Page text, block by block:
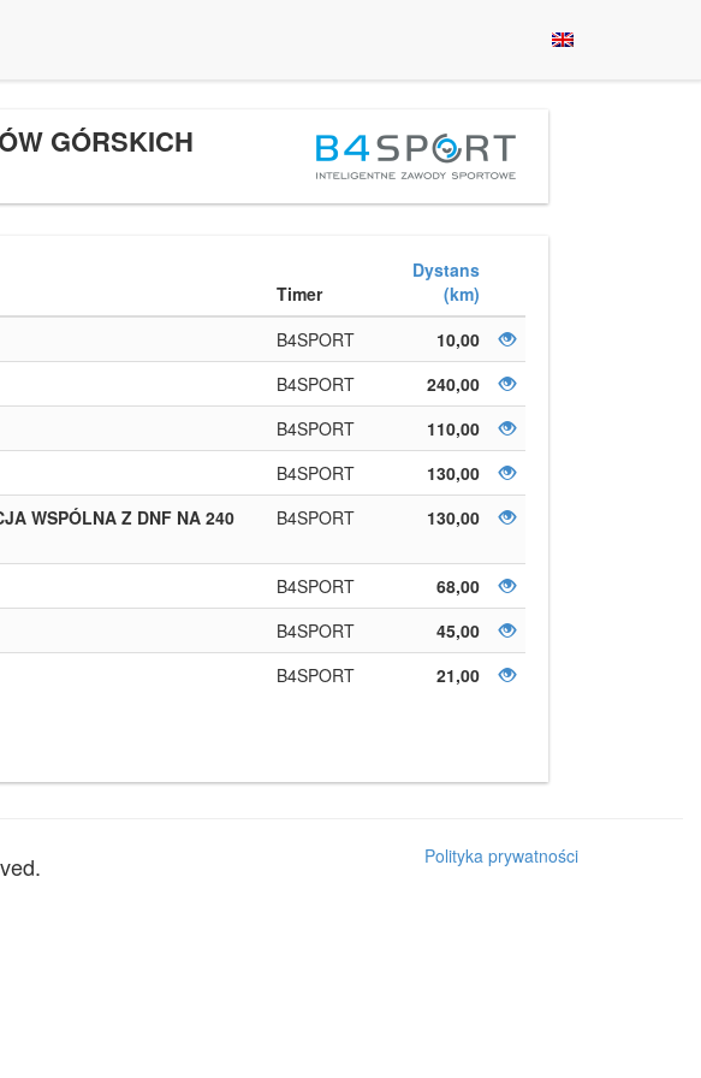
GÓRSKICH
Timer
Dystans
(km)
B4SPORT
10,00
B4SPORT
240,00
B4SPORT
110,00
B4SPORT
130,00
WSPÓLNA Z DNF NA 240
B4SPORT 130,00
B4SPORT
68,00
B4SPORT
45,00
B4SPORT 21,00
Polityka prywatności